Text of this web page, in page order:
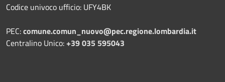
Codice univoco ufficio: UFY4BK
PEC:comune.comun_nuovo@pec.regione.lombardia.it
Centralino Unico:+39 035 595043